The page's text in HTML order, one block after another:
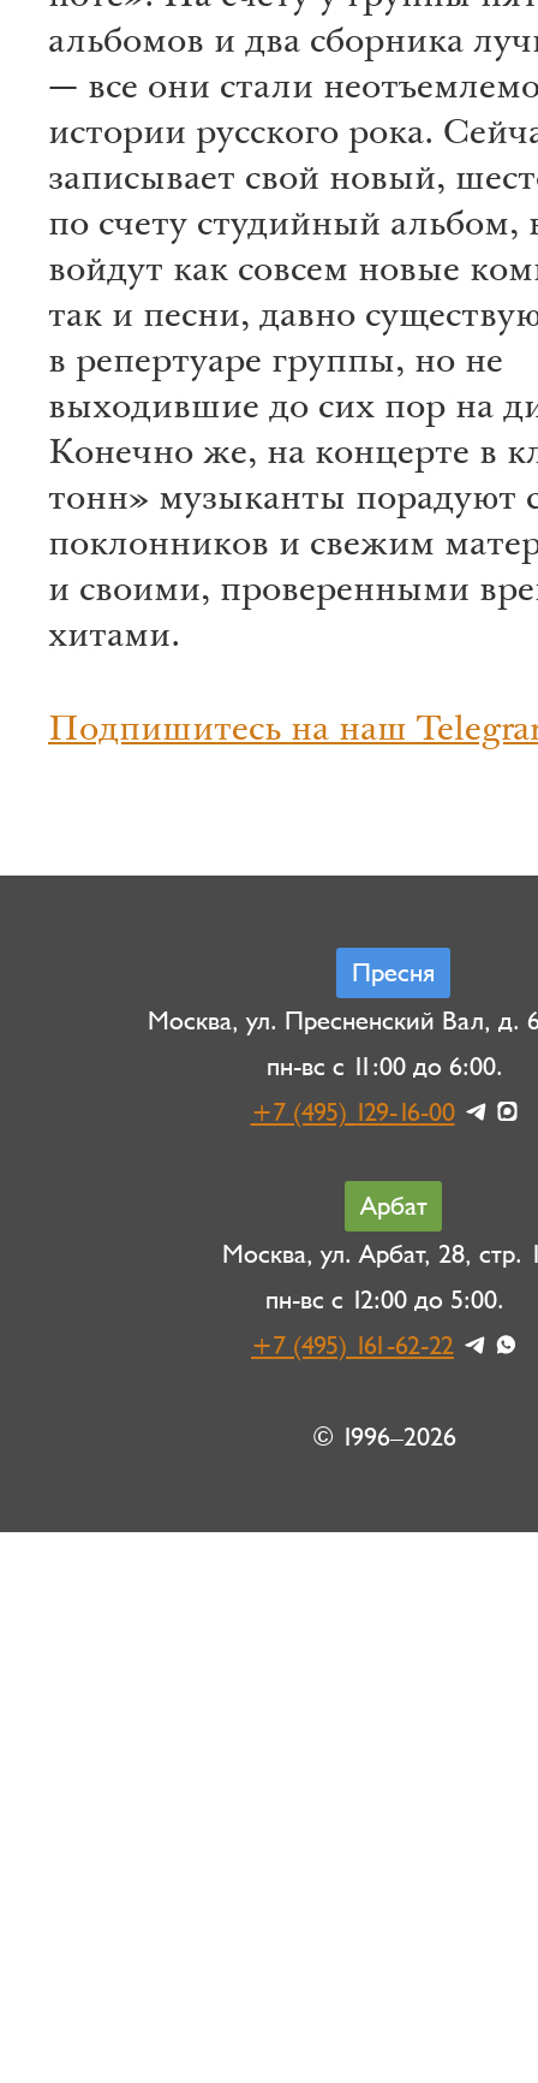
альбомов и два сборника
— все они стали
истории русского рока.
записывает свой новый,
по счету студийный альбом,
войдут как совсем новые
так и песни, давно
в репертуаре группы, но не
выходившие до сих пор на
Конечно же, на концерте в
тонн» музыканты порадуют
поклонников и свежим
и своими, проверенными
хитами.
Подпишитесь на наш
Пресня
Москва, ул. Пресненский Вал, д.
пн-вс с 11:00 до 6:00.
+7 (495) 129-16-00
Арбат
Москва, ул. Арбат, 28, стр.
пн-вс с 12:00 до 5:00.
+7 (495) 161-62-22
© 1996–2026